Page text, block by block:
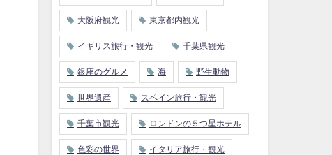
大阪府観光 東京都内観光
イギリス旅行・観光 千葉県観光
銀座のグルメ 海 野生動物
世界遺産 スペイン旅行・観光
千葉市観光 ロンドンの５つ星ホテル
色彩の世界 イタリア旅行・観光